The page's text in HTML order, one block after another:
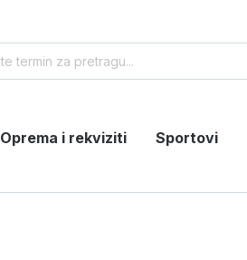
Oprema i rekviziti Sportovi